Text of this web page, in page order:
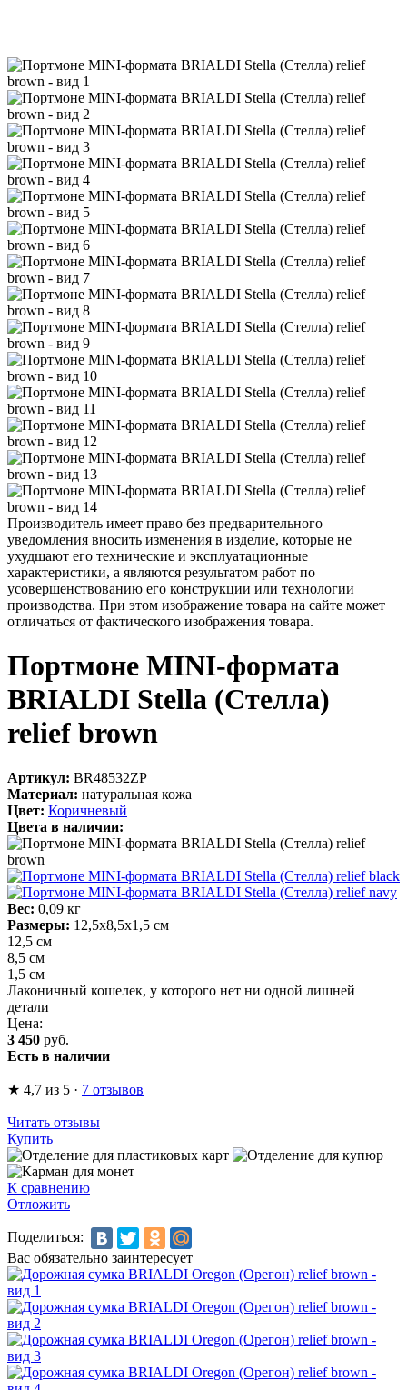
Производитель имеет право без предварительного
уведомления вносить изменения в изделие, которые не
ухудшают его технические и эксплуатационные
характеристики, а являются результатом работ по
усовершенствованию его конструкции или технологии
производства. При этом изображение товара на сайте может
отличаться от фактического изображения товара.
Портмоне MINI-формата
BRIALDI Stella (Стелла)
relief brown
Артикул: BR48532ZP
Материал: натуральная кожа
Цвет: Коричневый
Цвета в наличии:
Вес: 0,09 кг
Размеры: 12,5х8,5х1,5 см
12,5 см
8,5 см
1,5 см
Лаконичный кошелек, у которого нет ни одной лишней
детали
Цена:
3 450 руб.
Есть в наличии
★ 4,7 из 5 · 7 отзывов
Читать отзывы
Купить
К сравнению
Отложить
Поделиться:
Вас обязательно заинтересует